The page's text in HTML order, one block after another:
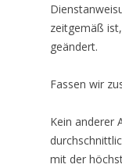
zeitgemäß
geändert.
Fassen wir
Kein anderer
mit der